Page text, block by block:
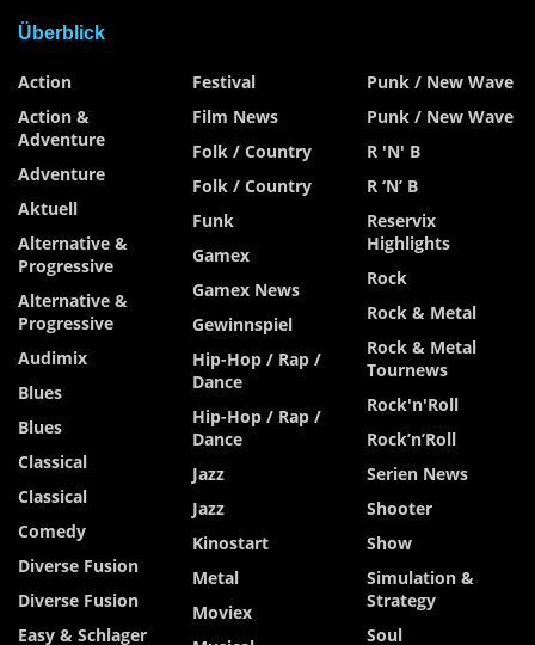
Überblick
Action
Action &
Adventure
Adventure
Aktuell
Alternative &
Progressive
Alternative &
Progressive
Audimix
Blues
Blues
Classical
Classical
Comedy
Diverse Fusion
Diverse Fusion
Easy & Schlager
Festival
Film News
Folk / Country
Folk / Country
Funk
Gamex
Gamex News
Gewinnspiel
Hip-Hop / Rap /
Dance
Hip-Hop / Rap /
Dance
Jazz
Jazz
Kinostart
Metal
Moviex
Punk / New Wave
Punk / New Wave
R 'n' B
R ‘n’ B
Reservix
Highlights
Rock
Rock & Metal
Rock & Metal
Tournews
Rock'n'Roll
Rock’n’Roll
Serien News
Shooter
Show
Simulation &
Strategy
Soul